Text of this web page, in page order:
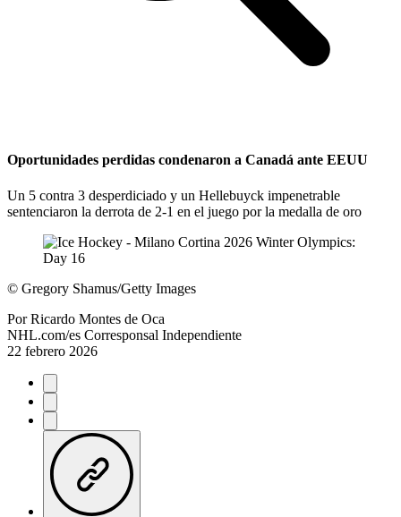
Oportunidades perdidas condenaron a Canadá ante EEUU
Un 5 contra 3 desperdiciado y un Hellebuyck impenetrable
sentenciaron la derrota de 2-1 en el juego por la medalla de oro
© Gregory Shamus/Getty Images
Por Ricardo Montes de Oca
NHL.com/es Corresponsal Independiente
22 febrero 2026